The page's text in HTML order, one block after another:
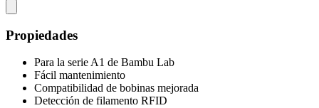
Propiedades
Para la serie A1 de Bambu Lab
Fácil mantenimiento
Compatibilidad de bobinas mejorada
Detección de filamento RFID